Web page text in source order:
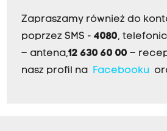
Zapraszamy również do
poprzez SMS - 4080,
– antena,12 630 60 00 –
nasz profil na
Facebooku